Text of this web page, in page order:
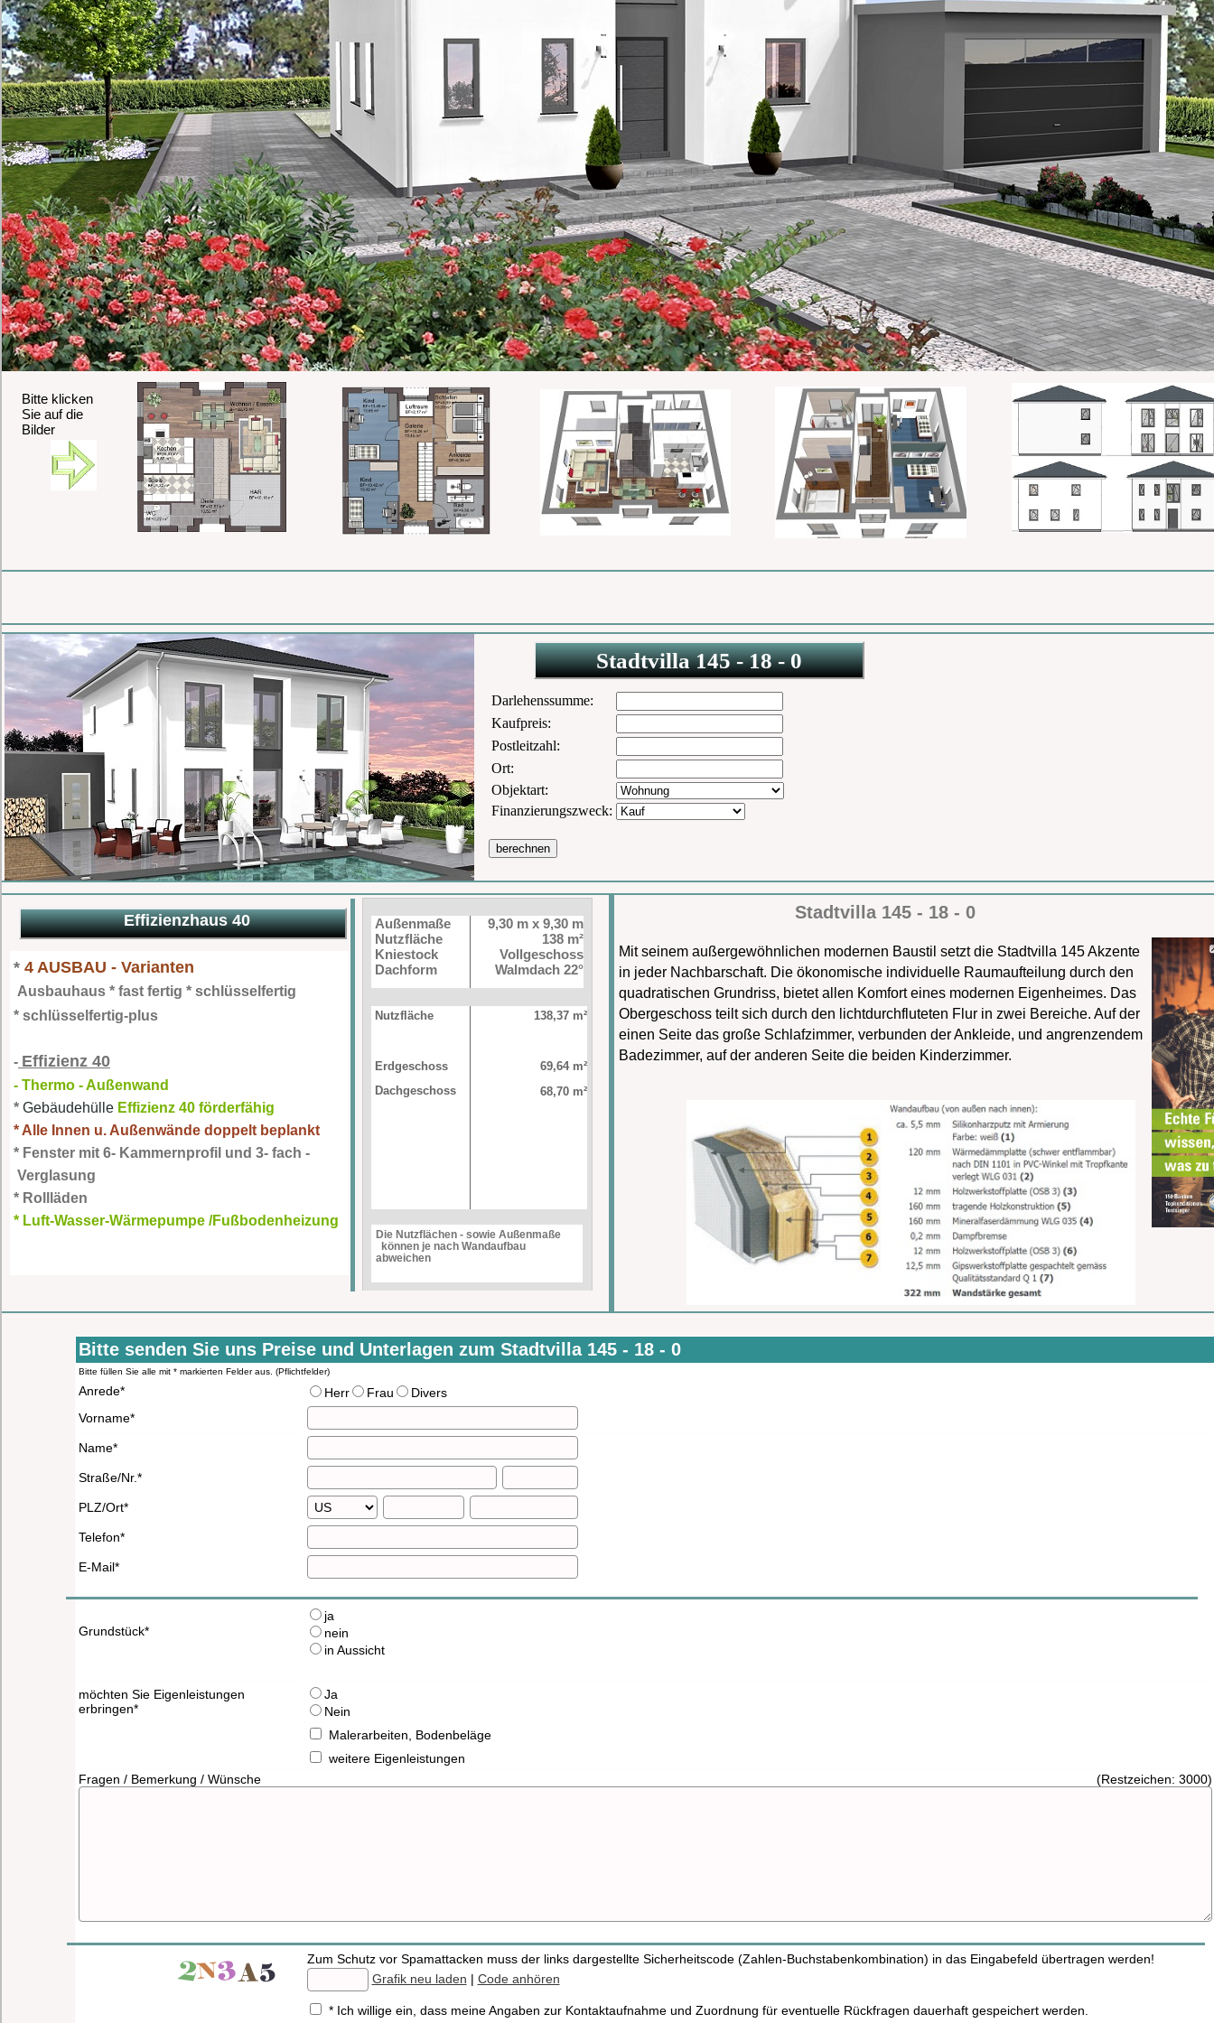
Die Nutzflächen - sowie Außenmaße
können je nach Wandaufbau
abweichen
Außenmaße
Nutzfläche
Kniestock
Dachform
9,30 m x 9,30 m
138 m²
Vollgeschoss
Walmdach 22°
138,37 m²
69,64 m²
68,70 m²
Nutzfläche
Erdgeschoss
Dachgeschoss
Stadtvilla 145 - 18 - 0
Mit seinem außergewöhnlichen modernen Baustil setzt die Stadtvilla 145 Akzente
in jeder Nachbarschaft. Die ökonomische individuelle Raumaufteilung durch den
quadratischen Grundriss, bietet allen Komfort eines modernen Eigenheimes. Das
Obergeschoss teilt sich durch den lichtdurchfluteten Flur in zwei Bereiche. Auf der
einen Seite das große Schlafzimmer, verbunden der Ankleide, und angrenzendem
Badezimmer, auf der anderen Seite die beiden Kinderzimmer.
Effizienzhaus 40
* 4 AUSBAU - Varianten
Ausbauhaus * fast fertig * schlüsselfertig
* schlüsselfertig-plus
- Effizienz 40
- Thermo - Außenwand
* Gebäudehülle Effizienz 40 förderfähig
* Alle Innen u. Außenwände doppelt beplankt
* Fenster mit 6- Kammernprofil und 3- fach -
Verglasung
* Rollläden
* Luft-Wasser-Wärmepumpe /Fußbodenheizung
Bitte klicken
Sie auf die
Bilder
Bitte senden Sie uns Preise und Unterlagen zum Stadtvilla 145 - 18 - 0
Bitte füllen Sie alle mit * markierten Felder aus. (Pflichtfelder)
Anrede* Herr Frau
Divers
Vorname*
Name*
Straße/Nr.*
PLZ/Ort*
Telefon*
E-Mail*
Grundstück*
ja
nein
in Aussicht
möchten Sie Eigenleistungen
erbringen*
Ja
Nein
Malerarbeiten, Bodenbeläge
weitere Eigenleistungen
Fragen / Bemerkung / Wünsche
(Restzeichen: 3000)
Zum Schutz vor Spamattacken muss der links dargestellte Sicherheitscode (Zahlen-Buchstabenkombination) in das Eingabefeld übertragen werden!
Grafik neu laden | Code anhören
* Ich willige ein, dass meine Angaben zur Kontaktaufnahme und Zuordnung für eventuelle Rückfragen dauerhaft gespeichert werden.
Stadtvilla 145 - 18 - 0
Darlehenssumme:
Kaufpreis:
Postleitzahl:
Ort:
Objektart:
Finanzierungszweck:
berechnen